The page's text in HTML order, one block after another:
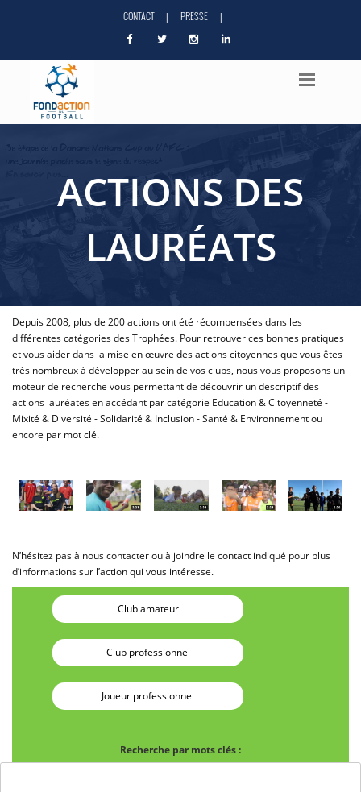
CONTACT | PRESSE |
ACTIONS DES
LAURÉATS
Depuis 2008, plus de 200 actions ont été récompensées dans les
différentes catégories des Trophées. Pour retrouver ces bonnes pratiques
et vous aider dans la mise en œuvre des actions citoyennes que vous êtes
très nombreux à développer au sein de vos clubs, nous vous proposons un
moteur de recherche vous permettant de découvrir un descriptif des
actions lauréates en accédant par catégorie Education & Citoyenneté -
Mixité & Diversité - Solidarité & Inclusion - Santé & Environnement ou
encore par mot clé.
N’hésitez pas à nous contacter ou à joindre le contact indiqué pour plus
d’informations sur l’action qui vous intéresse.
Club amateur
Club professionnel
Joueur professionnel
Recherche par mots clés :